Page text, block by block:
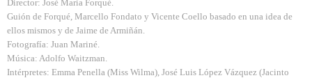
Director: José María Forqué.
Guión de Forqué, Marcello Fondato y Vicente Coello basado en una idea de
ellos mismos y de Jaime de Armiñán.
Fotografía: Juan Mariné.
Música: Adolfo Waitzman.
Intérpretes: Emma Penella (Miss Wilma), José Luis López Vázquez (Jacinto